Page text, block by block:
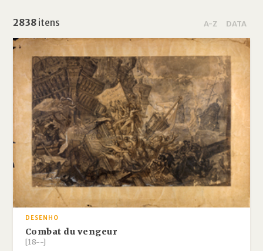
2838 itens A-Z DATA
DESENHO
Combat du vengeur
[18--]